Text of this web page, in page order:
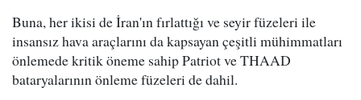
Buna, her ikisi de İran'ın fırlattığı ve seyir füzeleri ile
insansız hava araçlarını da kapsayan çeşitli mühimmatları
önlemede kritik öneme sahip Patriot ve THAAD
bataryalarının önleme füzeleri de dahil.